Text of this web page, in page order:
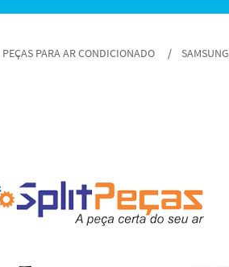
PEÇAS PARA AR CONDICIONADO SAMSUNG